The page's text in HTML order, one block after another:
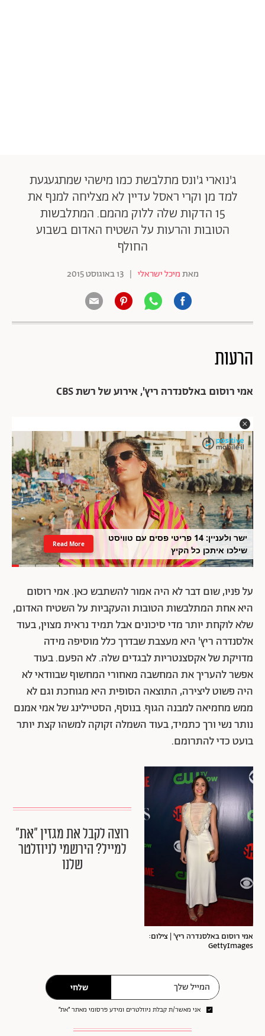
ג'נוארי ג'ונס מתלבשת כמו מישהי שמתגעגעת
למד מן וקרי ראסל עדיין לא מצליחה למנף את
15 הדקות שלה ללוק מהמם. המתלבשות
הטובות והרעות על השטיח האדום בשבוע
החולף
מאתמיכל ישראלי | 13 באוגוסט 2015
הרעות
אמי רוסום באלסנדרה ריץ', אירוע של רשת CBS
ישר ולעניין: 14 פריטי פסים עם טוויסט
שילכו איתכן כל הקיץ
Read More
על פניו, שום דבר לא היה אמור להשתבש כאן. אמי רוסום
היא אחת המתלבשות הטובות והעקביות על השטיח האדום,
שלא לוקחת יותר מדי סיכונים אבל תמיד נראית מצוין, בעוד
אלסנדרה ריץ' היא מעצבת שבדרך כלל מוסיפה מידה
מדויקת של אקסצנטריות לבגדים שלה. לא הפעם. בעוד
אפשר להעריך את המחשבה מאחורי המחשוף שבוודאי לא
היה פשוט ליצירה, התוצאה הסופית היא מגוחכת וגם לא
ממש מחמיאה למבנה הגוף. בנוסף, הסטיילינג של אמי אמנם
נותר נשי ורך כתמיד, בעוד השמלה זקוקה למשהו קצת יותר
בועט כדי להתרומם.
אמי רוסום באלסנדרה ריץ' | צילום:
GettyImages
רוצה לקבל את מגזין ״את״
למייל? הירשמי לניוזלטר
שלנו
שלחי
אני מאשר/ת קבלת ניוזלטרים ומידע פרסומי מאתר ״את״